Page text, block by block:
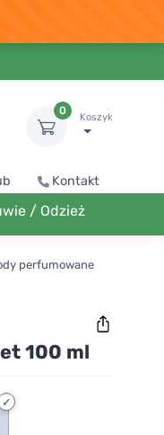
0
Koszyk
Kontakt
/ Odzież
perfumowane
100 ml